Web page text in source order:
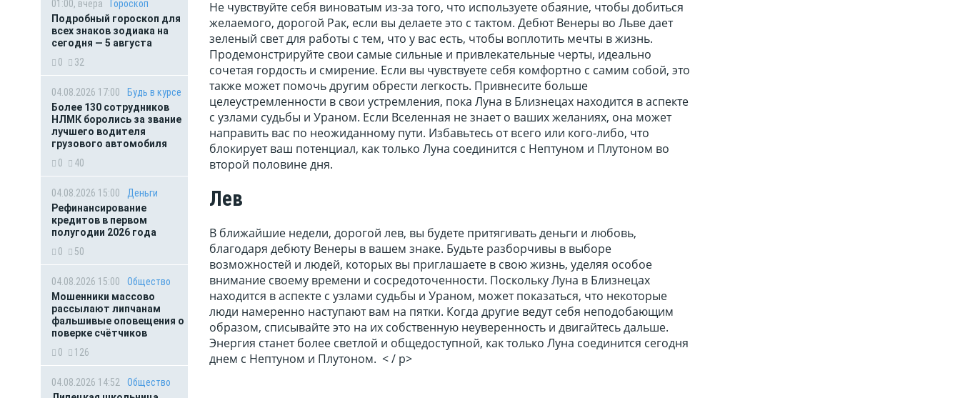
01:00, вчера
Гороскоп
Подробный гороскоп для
всех знаков зодиака на
сегодня — 5 августа
0
32
04.08.2026 17:00
Будь в курсе
Более 130 сотрудников
НЛМК боролись за звание
лучшего водителя
грузового автомобиля
0
40
04.08.2026 15:00
Деньги
Рефинансирование
кредитов в первом
полугодии 2026 года
0
50
04.08.2026 15:00
Общество
Мошенники массово
рассылают липчанам
фальшивые оповещения о
поверке счётчиков
0
126
04.08.2026 14:52
Общество
Не чувствуйте себя виноватым из-за того, что используете обаяние, чтобы добиться
желаемого, дорогой Рак, если вы делаете это с тактом. Дебют Венеры во Льве дает
зеленый свет для работы с тем, что у вас есть, чтобы воплотить мечты в жизнь.
Продемонстрируйте свои самые сильные и привлекательные черты, идеально
сочетая гордость и смирение. Если вы чувствуете себя комфортно с самим собой, это
также может помочь другим обрести легкость. Привнесите больше
целеустремленности в свои устремления, пока Луна в Близнецах находится в аспекте
с узлами судьбы и Ураном. Если Вселенная не знает о ваших желаниях, она может
направить вас по неожиданному пути. Избавьтесь от всего или кого-либо, что
блокирует ваш потенциал, как только Луна соединится с Нептуном и Плутоном во
второй половине дня.
Лев
В ближайшие недели, дорогой лев, вы будете притягивать деньги и любовь,
благодаря дебюту Венеры в вашем знаке. Будьте разборчивы в выборе
возможностей и людей, которых вы приглашаете в свою жизнь, уделяя особое
внимание своему времени и сосредоточенности. Поскольку Луна в Близнецах
находится в аспекте с узлами судьбы и Ураном, может показаться, что некоторые
люди намеренно наступают вам на пятки. Когда другие ведут себя неподобающим
образом, списывайте это на их собственную неуверенность и двигайтесь дальше.
Энергия станет более светлой и общедоступной, как только Луна соединится сегодня
днем с Нептуном и Плутоном. < / p>